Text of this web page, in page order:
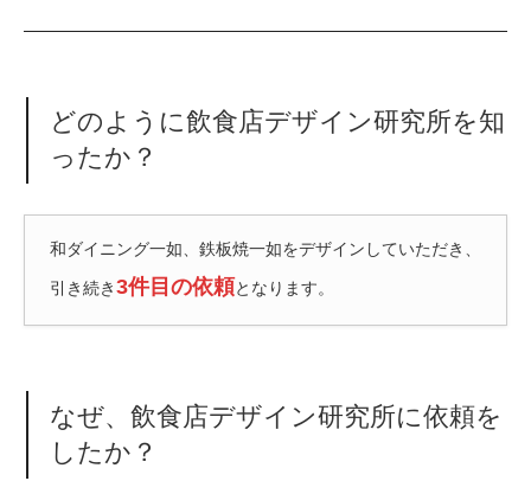
どのように飲食店デザイン研究所を知
ったか？
和ダイニング一如、鉄板焼一如をデザインしていただき、
引き続き3件目の依頼となります。
なぜ、飲食店デザイン研究所に依頼を
したか？